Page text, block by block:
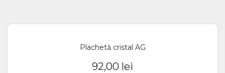
Plachetă cristal AG
92,00 lei